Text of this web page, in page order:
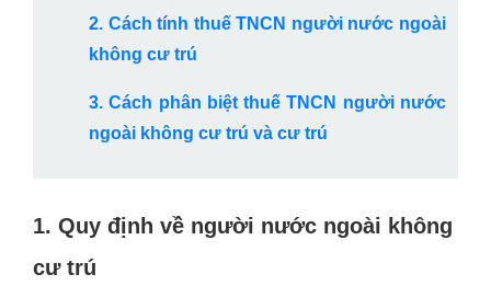
2. Cách tính thuế TNCN người nước ngoài
không cư trú
3. Cách phân biệt thuế TNCN người nước
ngoài không cư trú và cư trú
1. Quy định về người nước ngoài không
cư trú